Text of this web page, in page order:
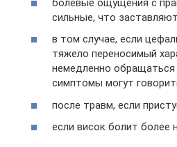
сильные, что
в том случае, если
тяжело переносимый
немедленно обращаться
симптомы могут
после травм, если
если висок болит более